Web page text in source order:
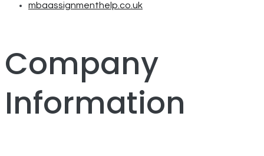
mbaassignmenthelp.co.uk
Company
Information